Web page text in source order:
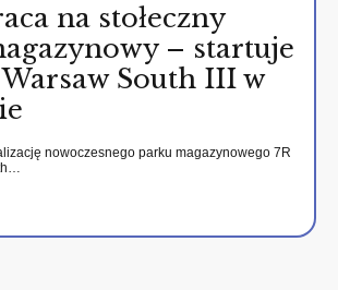
na stołeczny
– startuje
South III w
nowoczesnego parku magazynowego 7R